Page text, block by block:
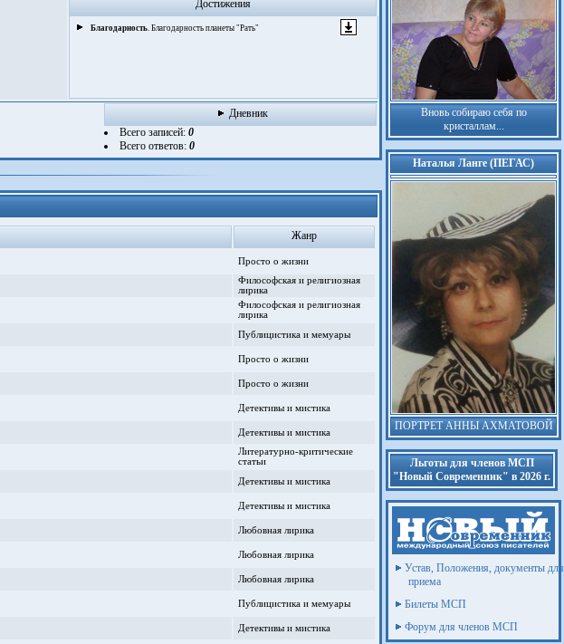
Достижения
Благодарность. Благодарность планеты "Рать"
Дневник
Всего записей: 0
Всего ответов: 0
Жанр
Просто о жизни
Философская и религиозная
лирика
Философская и религиозная
лирика
Публицистика и мемуары
Просто о жизни
Просто о жизни
Детективы и мистика
Детективы и мистика
Литературно-критические
статьи
Детективы и мистика
Детективы и мистика
Любовная лирика
Любовная лирика
Любовная лирика
Публицистика и мемуары
Детективы и мистика
Вновь собираю себя по
кристаллам...
Наталья Ланге (ПЕГАС)
ПОРТРЕТ АННЫ АХМАТОВОЙ
Льготы для членов МСП
"Новый Современник" в 2026 г.
Устав, Положения, документы для
приема
Билеты МСП
Форум для членов МСП